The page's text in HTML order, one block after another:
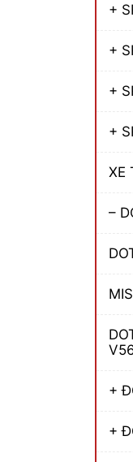
+
+
+
+
XE
–
+
+